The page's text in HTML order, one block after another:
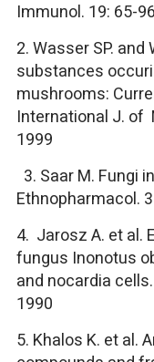
Immunol. 19: 65-
2. Wasser SP.
substances
mushrooms:
International J. of
1999
3. Saar M. Fungi
Ethnopharmacol.
4. Jarosz A. et al.
fungus Inonotus
and nocardia
1990
5. Khalos K. et al.